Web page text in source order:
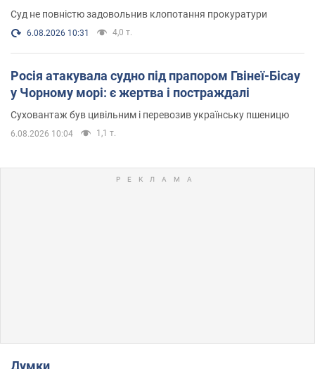
Суд не повністю задовольнив клопотання прокуратури
6.08.2026 10:31 4,0 т.
Росія атакувала судно під прапором Гвінеї-Бісау
у Чорному морі: є жертва і постраждалі
Суховантаж був цивільним і перевозив українську пшеницю
6.08.2026 10:04 1,1 т.
Думки